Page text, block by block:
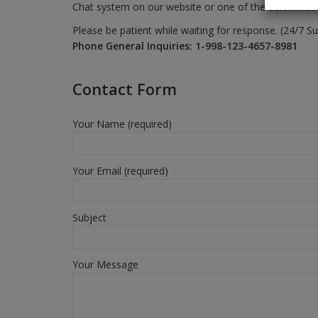
Chat system on our website or one of the below
Please be patient while waiting for response. (24/7
Phone General Inquiries: 1-998-123-4657-8981
Contact Form
Your Name (required)
Your Email (required)
Subject
Your Message